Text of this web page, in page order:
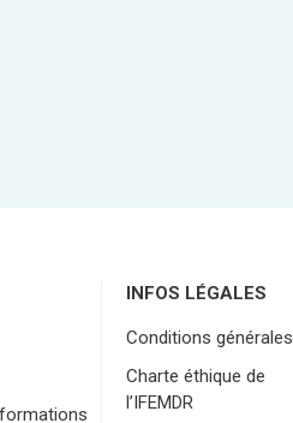
INFOS LÉGALES
Conditions générales
Charte éthique de
l’IFEMDR